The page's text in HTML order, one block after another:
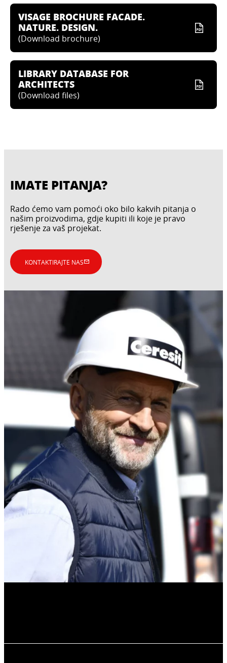
VISAGE BROCHURE FACADE.
NATURE. DESIGN.
(Download brochure)
LIBRARY DATABASE FOR
ARCHITECTS
(Download files)
IMATE PITANJA?
Rado ćemo vam pomoći oko bilo kakvih pitanja o
našim proizvodima, gdje kupiti ili koje je pravo
rješenje za vaš projekat.
KONTAKTIRAJTE NAS